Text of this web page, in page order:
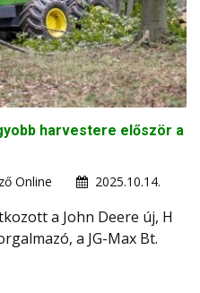
harvestere először a
Online
2025.10.14.
a John Deere új, H
a JG-Max Bt.